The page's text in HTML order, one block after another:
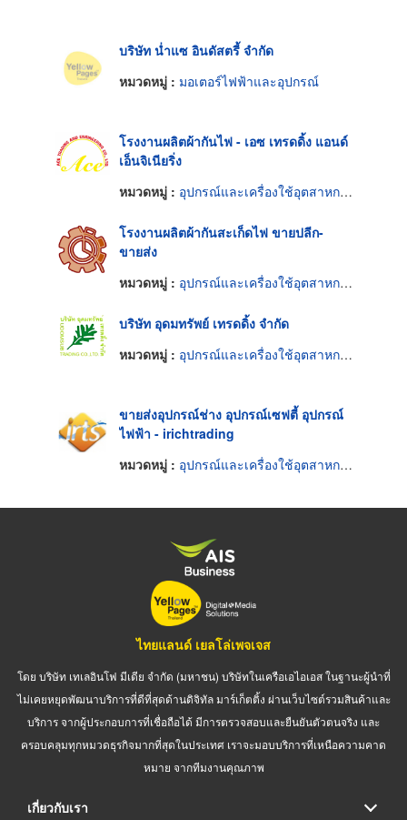
บริษัท น่ำแซ อินดัสตรี้ จำกัด
หมวดหมู่ : มอเตอร์ไฟฟ้าและอุปกรณ์
โรงงานผลิตผ้ากันไฟ - เอซ เทรดดิ้ง แอนด์
เอ็นจิเนียริ่ง
หมวดหมู่ : อุปกรณ์และเครื่องใช้อุตสาหกรรม
โรงงานผลิตผ้ากันสะเก็ดไฟ ขายปลีก-
ขายส่ง
หมวดหมู่ : อุปกรณ์และเครื่องใช้อุตสาหกรรม
บริษัท อุดมทรัพย์ เทรดดิ้ง จำกัด
หมวดหมู่ : อุปกรณ์และเครื่องใช้อุตสาหกรรม
ขายส่งอุปกรณ์ช่าง อุปกรณ์เซฟตี้ อุปกรณ์
ไฟฟ้า - irichtrading
หมวดหมู่ : อุปกรณ์และเครื่องใช้อุตสาหกรรม
ไทยแลนด์ เยลโล่เพจเจส
โดย บริษัท เทเลอินโฟ มีเดีย จำกัด (มหาชน) บริษัทในเครือเอไอเอส ในฐานะผู้นำที่
ไม่เคยหยุดพัฒนาบริการที่ดีที่สุดด้านดิจิทัล มาร์เก็ตติ้ง ผ่านเว็บไซต์รวมสินค้าและ
บริการ จากผู้ประกอบการที่เชื่อถือได้ มีการตรวจสอบและยืนยันตัวตนจริง และ
ครอบคลุมทุกหมวดธุรกิจมากที่สุดในประเทศ เราจะมอบบริการที่เหนือความคาด
หมาย จากทีมงานคุณภาพ
เกี่ยวกับเรา